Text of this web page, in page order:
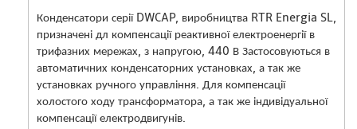
Конденсатори серії DWCAP, виробництва RTR Energia SL,
призначені дл компенсації реактивної електроенергії в
трифазних мережах, з напругою, 440 В Застосовуються в
автоматичних конденсаторних установках, а так же
установках ручного управління. Для компенсації
холостого ходу трансформатора, а так же індивідуальної
компенсації електродвигунів.